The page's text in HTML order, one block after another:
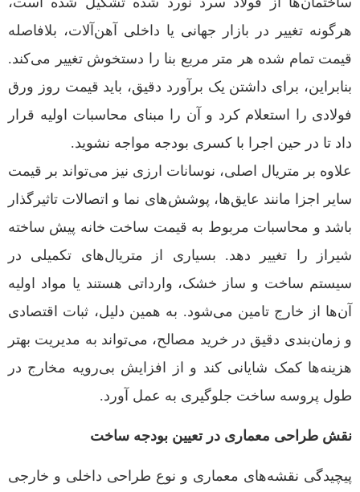
هرگونه تغییر در بازار جهانی یا داخلی آهن‌آلات، بلافاصله
قیمت تمام شده هر متر مربع بنا را دستخوش تغییر می‌کند.
بنابراین، برای داشتن یک برآورد دقیق، باید قیمت روز ورق
فولادی را استعلام کرد و آن را مبنای محاسبات اولیه قرار
داد تا در حین اجرا با کسری بودجه مواجه نشوید.
علاوه بر متریال اصلی، نوسانات ارزی نیز می‌تواند بر قیمت
سایر اجزا مانند عایق‌ها، پوشش‌های نما و اتصالات تاثیرگذار
باشد و محاسبات مربوط به قیمت ساخت خانه پیش ساخته
شیراز را تغییر دهد. بسیاری از متریال‌های تکمیلی در
سیستم ساخت و ساز خشک، وارداتی هستند یا مواد اولیه
آن‌ها از خارج تامین می‌شود. به همین دلیل، ثبات اقتصادی
و زمان‌بندی دقیق در خرید مصالح، می‌تواند به مدیریت بهتر
هزینه‌ها کمک شایانی کند و از افزایش بی‌رویه مخارج در
طول پروسه ساخت جلوگیری به عمل آورد.
نقش طراحی معماری در تعیین بودجه ساخت
پیچیدگی نقشه‌های معماری و نوع طراحی داخلی و خارجی